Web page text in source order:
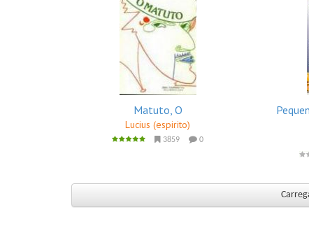
Matuto, O
Lucius (espirito)
3859 0